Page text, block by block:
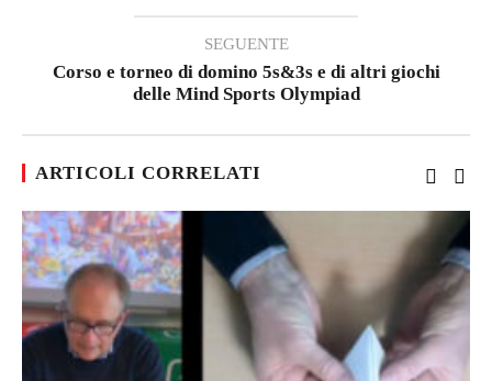
SEGUENTE
Corso e torneo di domino 5s&3s e di altri giochi
delle Mind Sports Olympiad
ARTICOLI CORRELATI